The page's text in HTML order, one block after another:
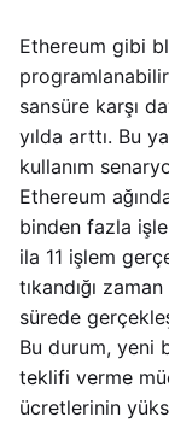
Ethereum gibi
sansüre karşı
yılda arttı. Bu
kullanım
Ethereum
binden fazla
ila 11 işlem
tıkandığı
sürede
Bu durum, yeni
teklifi verme
ücretlerinin